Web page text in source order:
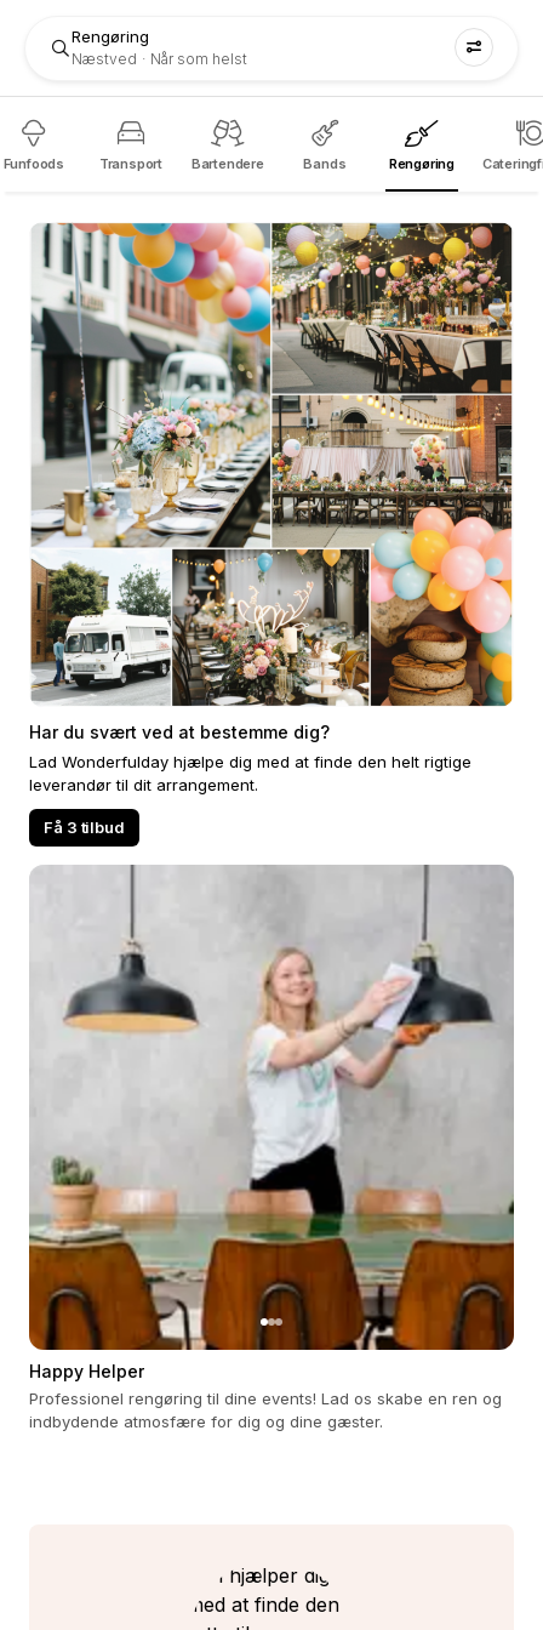
Rengøring
Næstved Når som helst
Funfoods Transport Bartendere Bands Rengøring
Har du svært ved at bestemme dig?
Lad Wonderfulday hjælpe dig med at finde den helt rigtige
leverandør til dit arrangement.
Få 3 tilbud
Happy Helper
Professionel rengøring til dine events! Lad os skabe en ren og
indbydende atmosfære for dig og dine gæster.